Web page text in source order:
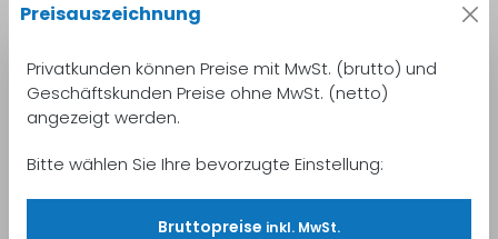
Beschreibung
Brother TD-4750TNWBR – 300 dpi Thermotransfer-
Etikettendrucker mit RFID, WLAN &amp; Bluetooth RFID
trifft Performance – Hoc…Mehr
Eigenschaften von "Brother TD-4750TNWBR "
lesen
Preisauszeichnung
Privatkunden können Preise mit MwSt. (brutto) und
Geschäftskunden Preise ohne MwSt. (netto)
angezeigt werden.
Bitte wählen Sie Ihre bevorzugte Einstellung:
Bruttopreise inkl. MwSt.